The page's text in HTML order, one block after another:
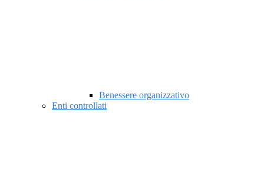
Benessere organizzativo
Enti controllati